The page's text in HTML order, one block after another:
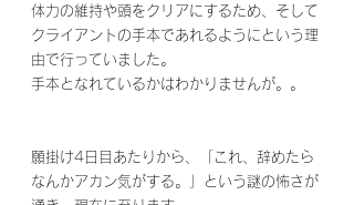
体力の維持や頭をクリアにするため、そして
クライアントの手本であれるようにという理
由で行っていました。
手本となれているかはわかりませんが。。
願掛け4日目あたりから、「これ、辞めたら
なんかアカン気がする。」という謎の怖さが